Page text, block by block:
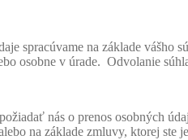
spracúvame na základe
osobne v úrade. Odvolanie
nás o prenos osobných
na základe zmluvy, ktorej ste